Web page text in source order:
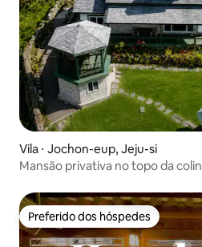
Vila ⋅ Jochon-eup, Jeju-si
Mansão privativa no topo da
Preferido dos hóspedes
Preferido dos hóspedes